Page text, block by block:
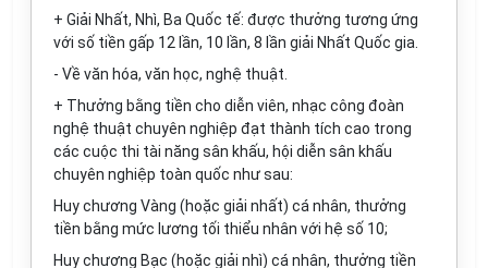
+ Giải Nhất, Nhì, Ba Quốc tế: được thưởng tương ứng
với số tiền gấp 12 lần, 10 lần, 8 lần giải Nhất Quốc gia.
- Về văn hóa, văn học, nghệ thuật.
+ Thưởng bằng tiền cho diễn viên, nhạc công đoàn
nghệ thuật chuyên nghiệp đạt thành tích cao trong
các cuộc thi tài năng sân khấu, hội diễn sân khấu
chuyên nghiệp toàn quốc như sau:
Huy chương Vàng (hoặc giải nhất) cá nhân, thưởng
tiền bằng mức lương tối thiểu nhân với hệ số 10;
Huy chương Bạc (hoặc giải nhì) cá nhân, thưởng tiền